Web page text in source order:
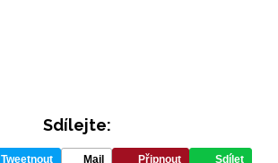
Sdílejte:
Tweetnout Mail Připnout Sdílet